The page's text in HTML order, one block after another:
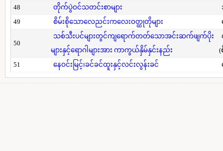
48 တိုက်ပွဲဝင်သတင်းစာများ
49
စိမ်းစိုသောလေညင်းကလေးဝတ္ထုတိုများ
50
သစ်သီးပင်များတွင်ကျရောက်တတ်သောအင်းဆက်ဖျက်ပိုး
များနှင့်ရောဂါများအား ကာကွယ်နှိမ်နှင်းနည်း
(
51
နေဝင်းမြင့်၊ခင်ခင်ထူးနှင့်လင်းလွန်းခင်